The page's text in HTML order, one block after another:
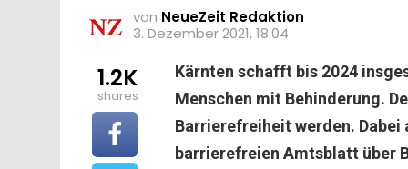
von NeueZeit Redaktion
3. Dezember 2021, 18:04
Kärnten schafft bis 2024
Menschen mit Behinderung.
Barrierefreiheit werden.
barrierefreien Amtsblatt über
1.2K
shares